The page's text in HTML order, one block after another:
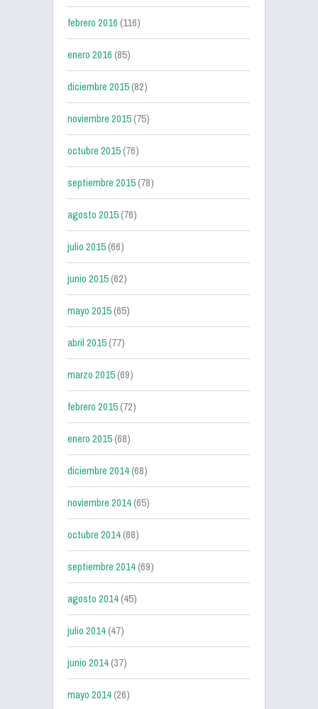
febrero 2016(116)
enero 2016(85)
diciembre 2015(82)
noviembre 2015(75)
octubre 2015(76)
septiembre 2015(78)
agosto 2015(76)
julio 2015(66)
junio 2015(62)
mayo 2015(65)
abril 2015(77)
marzo 2015(69)
febrero 2015(72)
enero 2015(68)
diciembre 2014(68)
noviembre 2014(65)
octubre 2014(68)
septiembre 2014(69)
agosto 2014(45)
julio 2014(47)
junio 2014(37)
mayo 2014(26)